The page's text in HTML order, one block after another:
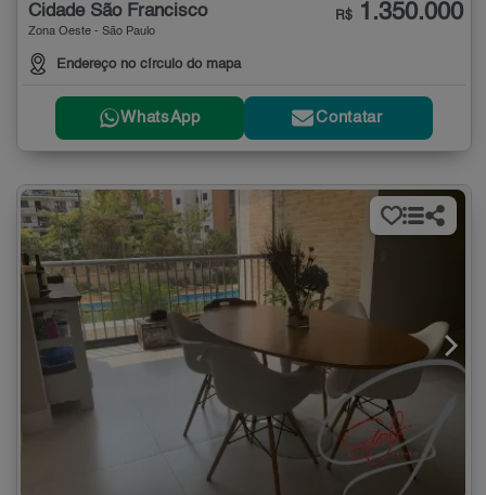
Cidade São Francisco
Zona Oeste - São Paulo
Endereço no círculo do mapa
R$ 1.350.000
WhatsApp Contatar